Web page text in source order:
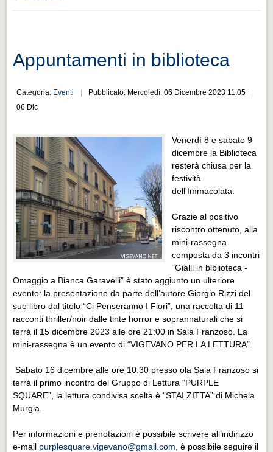
Guida turistica rapida
Musica e teatro
Musica e teatro
Distretto industriale
Muoversi a Vigevano
Muoversi a Vigevano
Cultura e turismo 4.0
Cultura e turismo 4.0
PROGETTI
PROGETTI
Progetti Aperti
Progetti Aperti
Progetti Realizzati
EVENTI
Eventi Vigevano
Appuntamenti in biblioteca
Categoria: Eventi
Pubblicato: Mercoledì, 06 Dicembre 2023 11:05
06 Dic
Venerdì 8 e sabato 9
dicembre la Biblioteca
resterà chiusa per la
festività
dell'Immacolata.
Grazie al positivo
riscontro ottenuto, alla
mini-rassegna
composta da 3 incontri
“Gialli in biblioteca -
Omaggio a Bianca Garavelli” è stato aggiunto un ulteriore
evento: la presentazione da parte dell’autore Giorgio Rizzi del
suo libro dal titolo “Ci Penseranno I Fiori”, una raccolta di 11
racconti thriller/noir dalle tinte horror e soprannaturali che si
terrà il 15 dicembre 2023 alle ore 21:00 in Sala Franzoso. La
mini-rassegna è un evento di “VIGEVANO PER LA LETTURA”.
Sabato 16 dicembre alle ore 10:30 presso ola Sala Franzoso si
terrà il primo incontro del Gruppo di Lettura “PURPLE
SQUARE”, la lettura condivisa scelta è ”STAI ZITTA” di Michela
Murgia.
Per informazioni e prenotazioni è possibile scrivere all’indirizzo
e-mail purplesquare.vigevano@gmail.com , è possibile seguire il